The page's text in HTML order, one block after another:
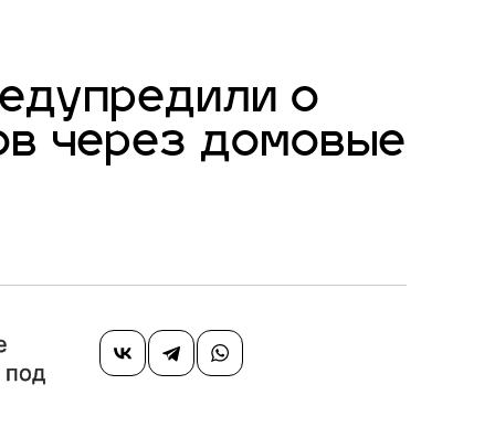
о
через домовые
под